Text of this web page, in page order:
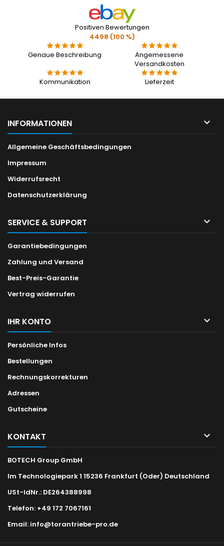
Positiven Bewertungen
4498 (100 %)
Genaue Beschreibung
Angemessene
Versandkosten
Kommunikation
Lieferzeit
INFORMATIONEN 
Allgemeine Geschäftsbedingungen
Impressum
Widerrufsrecht
Datenschutzerklärung
SERVICE & SUPPORT 
Garantiebedingungen
Zahlung und Versand
Best-Preis-Garantie
Vertrag widerrufen
IHR KONTO 
Persönliche Infos
Bestellungen
Rechnungskorrekturen
Adressen
Gutscheine
KONTAKT 
BOTECH Group GmbH
Im Technologiepark 1 15236 Frankfurt (Oder) Deutschland
USt-IdNr.: DE264388998
Telefon: +49 172 7067161
Email: info@torantriebe-pro.de